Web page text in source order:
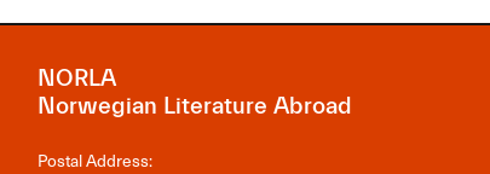
NORLA
Norwegian Literature Abroad
Postal Address: